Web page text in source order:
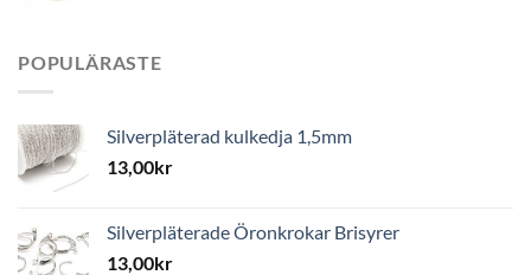
POPULÄRASTE
Silverpläterad kulkedja 1,5mm
13,00kr
Silverpläterade Öronkrokar Brisyrer
13,00kr